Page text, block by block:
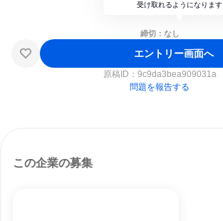
受け取れるようになります
締切：なし
エントリー画面へ
原稿ID： 9c9da3bea909031a
問題を報告する
この企業の募集